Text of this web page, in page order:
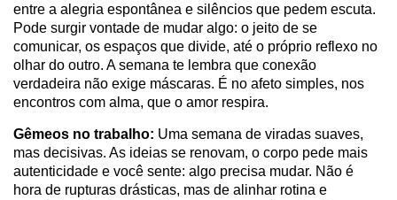
entre a alegria espontânea e silêncios que pedem escuta.
Pode surgir vontade de mudar algo: o jeito de se
comunicar, os espaços que divide, até o próprio reflexo no
olhar do outro. A semana te lembra que conexão
verdadeira não exige máscaras. É no afeto simples, nos
encontros com alma, que o amor respira.
Gêmeos no trabalho: Uma semana de viradas suaves,
mas decisivas. As ideias se renovam, o corpo pede mais
autenticidade e você sente: algo precisa mudar. Não é
hora de rupturas drásticas, mas de alinhar rotina e